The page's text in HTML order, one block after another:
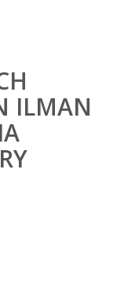
ILMAN